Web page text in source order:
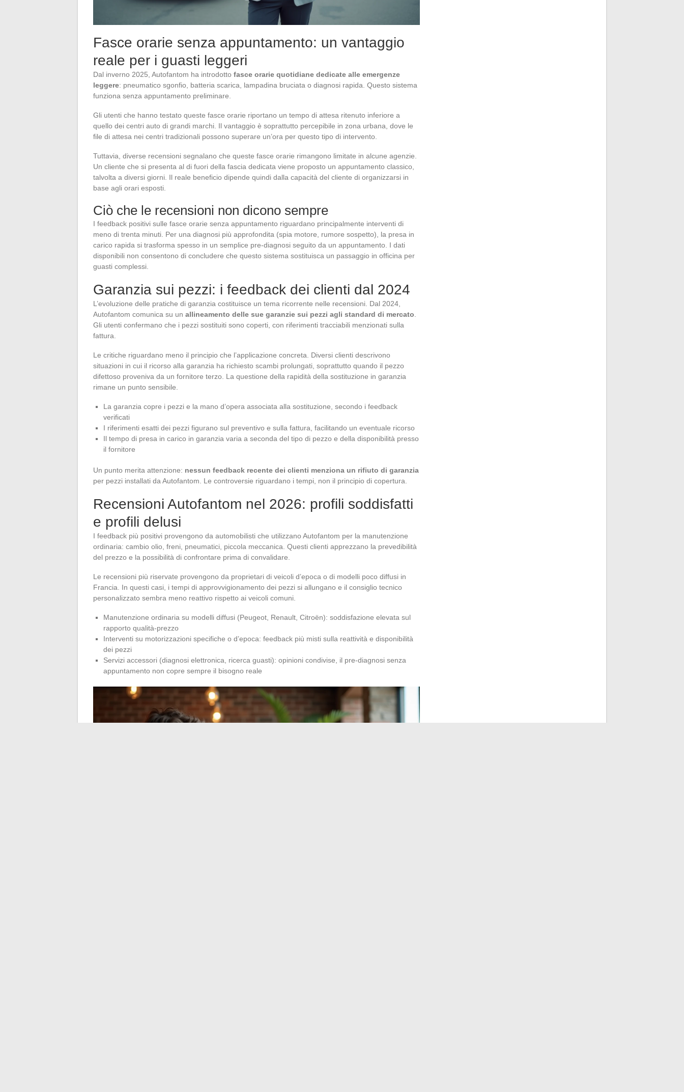
Fasce orarie senza appuntamento: un vantaggio
reale per i guasti leggeri
Dal inverno 2025, Autofantom ha introdotto fasce orarie quotidiane dedicate alle emergenze
leggere: pneumatico sgonfio, batteria scarica, lampadina bruciata o diagnosi rapida. Questo sistema
funziona senza appuntamento preliminare.
Gli utenti che hanno testato queste fasce orarie riportano un tempo di attesa ritenuto inferiore a
quello dei centri auto di grandi marchi. Il vantaggio è soprattutto percepibile in zona urbana, dove le
file di attesa nei centri tradizionali possono superare un’ora per questo tipo di intervento.
Tuttavia, diverse recensioni segnalano che queste fasce orarie rimangono limitate in alcune agenzie.
Un cliente che si presenta al di fuori della fascia dedicata viene proposto un appuntamento classico,
talvolta a diversi giorni. Il reale beneficio dipende quindi dalla capacità del cliente di organizzarsi in
base agli orari esposti.
Ciò che le recensioni non dicono sempre
I feedback positivi sulle fasce orarie senza appuntamento riguardano principalmente interventi di
meno di trenta minuti. Per una diagnosi più approfondita (spia motore, rumore sospetto), la presa in
carico rapida si trasforma spesso in un semplice pre-diagnosi seguito da un appuntamento. I dati
disponibili non consentono di concludere che questo sistema sostituisca un passaggio in officina per
guasti complessi.
Garanzia sui pezzi: i feedback dei clienti dal 2024
L’evoluzione delle pratiche di garanzia costituisce un tema ricorrente nelle recensioni. Dal 2024,
Autofantom comunica su un allineamento delle sue garanzie sui pezzi agli standard di mercato
Gli utenti confermano che i pezzi sostituiti sono coperti, con riferimenti tracciabili menzionati sulla
fattura.
Le critiche riguardano meno il principio che l’applicazione concreta. Diversi clienti descrivono
situazioni in cui il ricorso alla garanzia ha richiesto scambi prolungati, soprattutto quando il pezzo
difettoso proveniva da un fornitore terzo. La questione della rapidità della sostituzione in garanzia
rimane un punto sensibile.
La garanzia copre i pezzi e la mano d’opera associata alla sostituzione, secondo i feedback
verificati
I riferimenti esatti dei pezzi figurano sul preventivo e sulla fattura, facilitando un eventuale ricorso
Il tempo di presa in carico in garanzia varia a seconda del tipo di pezzo e della disponibilità presso
il fornitore
Un punto merita attenzione: nessun feedback recente dei clienti menziona un rifiuto di garanzia
per pezzi installati da Autofantom. Le controversie riguardano i tempi, non il principio di copertura.
Recensioni Autofantom nel 2026: profili soddisfatti
e profili delusi
I feedback più positivi provengono da automobilisti che utilizzano Autofantom per la manutenzione
ordinaria: cambio olio, freni, pneumatici, piccola meccanica. Questi clienti apprezzano la prevedibilità
del prezzo e la possibilità di confrontare prima di convalidare.
Le recensioni più riservate provengono da proprietari di veicoli d’epoca o di modelli poco diffusi in
Francia. In questi casi, i tempi di approvvigionamento dei pezzi si allungano e il consiglio tecnico
personalizzato sembra meno reattivo rispetto ai veicoli comuni.
Manutenzione ordinaria su modelli diffusi (Peugeot, Renault, Citroën): soddisfazione elevata sul
rapporto qualità-prezzo
Interventi su motorizzazioni specifiche o d’epoca: feedback più misti sulla reattività e disponibilità
dei pezzi
Servizi accessori (diagnosi elettronica, ricerca guasti): opinioni condivise, il pre-diagnosi senza
appuntamento non copre sempre il bisogno reale